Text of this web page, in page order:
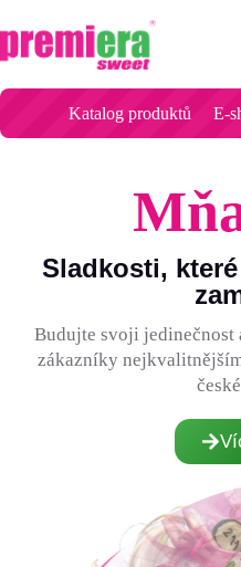
Katalog produktů E-
Sladkosti,
Budujte svoji jedinečnost
zákazníky